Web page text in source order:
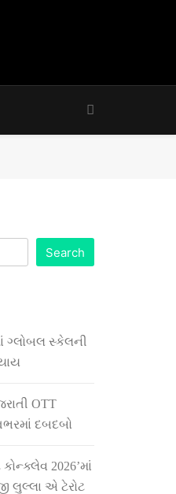
Search
ગ્લોબલ સ્કેલની
OTT
દબદબો
2026’માં
લુલ્લા એ ટેરોટ